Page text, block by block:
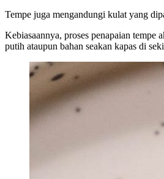
Tempe juga mengandungi kulat yang
Kebiasaannya, proses penapaian tempe
putih ataupun bahan seakan kapas di